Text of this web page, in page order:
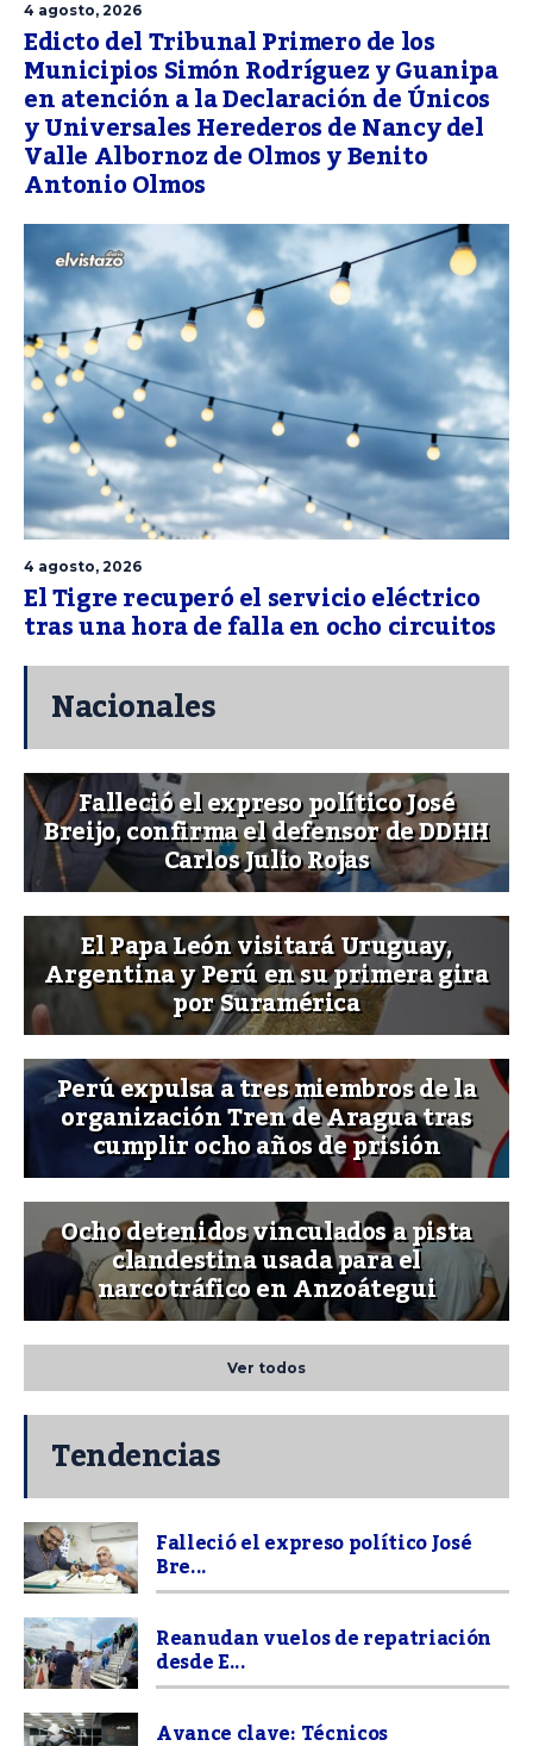
4 agosto, 2026
Edicto del Tribunal Primero de los
Municipios Simón Rodríguez y Guanipa
en atención a la Declaración de Únicos
y Universales Herederos de Nancy del
Valle Albornoz de Olmos y Benito
Antonio Olmos
4 agosto, 2026
El Tigre recuperó el servicio eléctrico
tras una hora de falla en ocho circuitos
Nacionales
Falleció el expreso político José
Breijo, confirma el defensor de DDHH
Carlos Julio Rojas
El Papa León visitará Uruguay,
Argentina y Perú en su primera gira
por Suramérica
Perú expulsa a tres miembros de la
organización Tren de Aragua tras
cumplir ocho años de prisión
Ocho detenidos vinculados a pista
clandestina usada para el
narcotráfico en Anzoátegui
Ver todos
Tendencias
Falleció el expreso político José
Bre...
Reanudan vuelos de repatriación
desde E...
Avance clave: Técnicos